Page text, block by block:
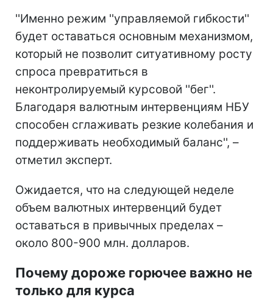
''Именно режим ''управляемой гибкости''
будет оставаться основным механизмом,
который не позволит ситуативному росту
спроса превратиться в
неконтролируемый курсовой ''бег''.
Благодаря валютным интервенциям НБУ
способен сглаживать резкие колебания и
поддерживать необходимый баланс'', –
отметил эксперт.
Ожидается, что на следующей неделе
объем валютных интервенций будет
оставаться в привычных пределах –
около 800-900 млн. долларов.
Почему дороже горючее важно не
только для курса